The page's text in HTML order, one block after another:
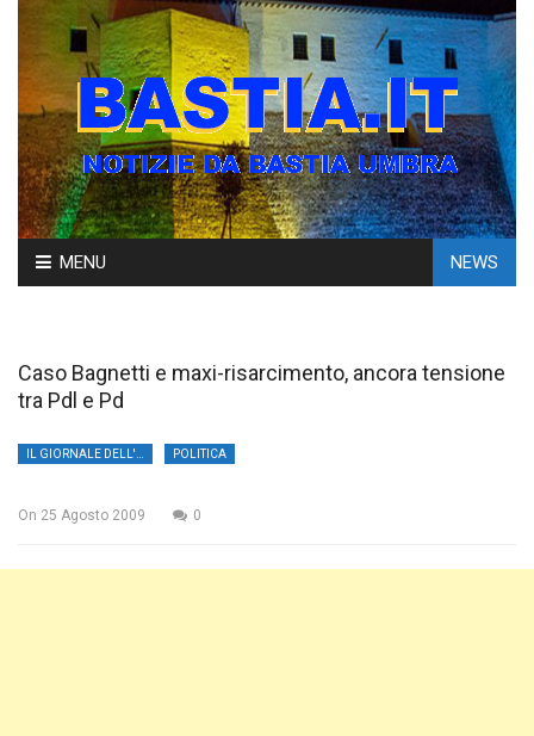
Skip
to
MENU NEWS
Caso Bagnetti e maxi-risarcimento, ancora tensione
tra Pdl e Pd
POLITICA
On 25 Agosto 2009 0